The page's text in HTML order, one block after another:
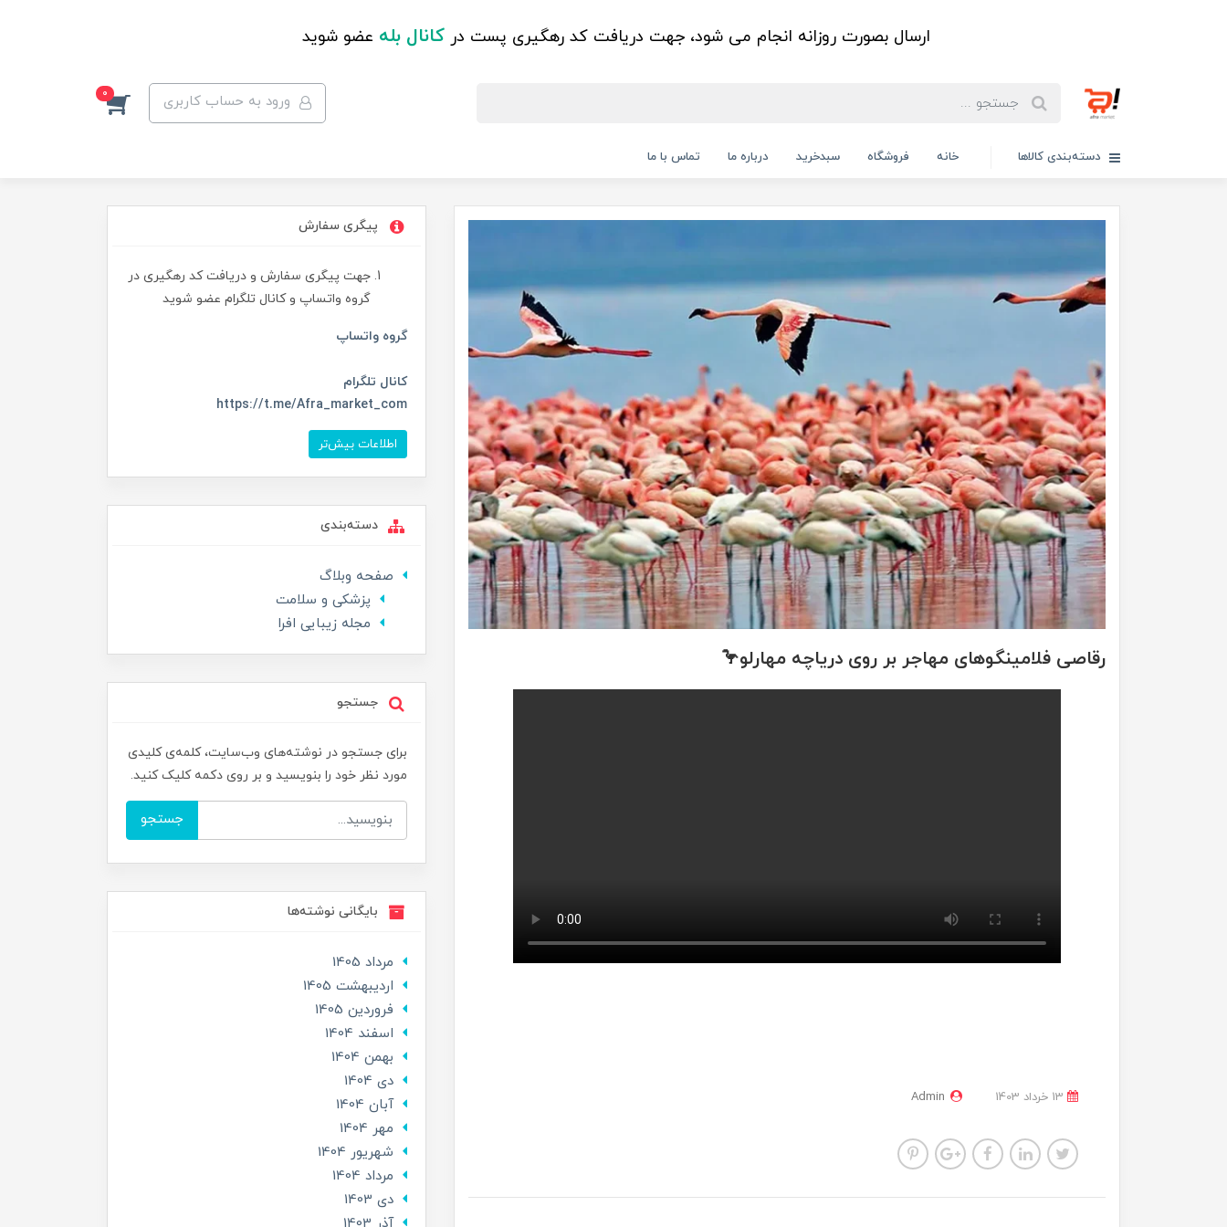
ارسال بصورت روزانه انجام می شود، جهت دریافت کد رهگیری پست در کانال بله عضو شوید
ورود به حساب کاربری 0
دسته‌بندی کالاها خانه فروشگاه سبدخرید درباره ما تماس با ما
رقاصی فلامینگو‌های مهاجر بر روی دریاچه مهارلو🦩
Admin
پیگری سفارش
جهت پیگری سفارش و دریافت کد رهگیری در
گروه واتساپ و کانال تلگرام عضو شوید
گروه واتساپ
کانال تلگرام
https://t.me/Afra_market_com
اطلاعات بیش‌تر
دسته‌بندی
صفحه وبلاگ
پزشکی و سلامت
مجله زیبایی افرا
جستجو
برای جستجو در نوشته‌های وب‌سایت، کلمه‌ی کلیدی
مورد نظر خود را بنویسید و بر روی دکمه کلیک کنید.
جستجو
بایگانی نوشته‌ها
مرداد 1405
ارديبهشت 1405
فروردین 1405
اسفند 1404
بهمن 1404
دی 1404
آبان 1404
مهر 1404
شهریور 1404
مرداد 1404
دی 1403